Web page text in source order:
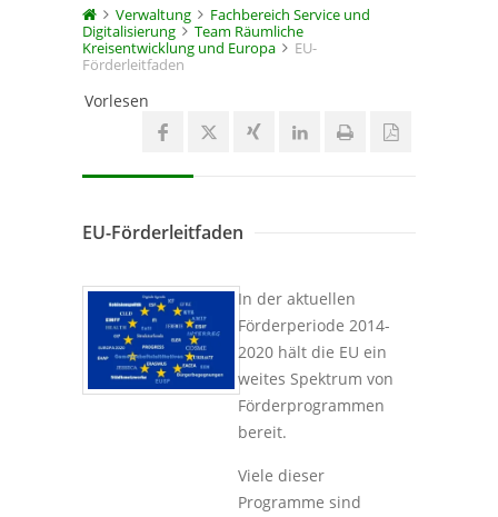
Verwaltung
Fachbereich Service und
Digitalisierung
Team Räumliche
Kreisentwicklung und Europa
EU-
Förderleitfaden
Vorlesen
EU-Förderleitfaden
In der aktuellen
Förderperiode 2014-
2020 hält die EU ein
weites Spektrum von
Förderprogrammen
bereit.
Viele dieser
Programme sind